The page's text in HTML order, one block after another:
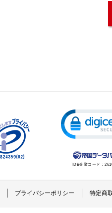
TDB企業コード：
プライバシーポリシー 特定商